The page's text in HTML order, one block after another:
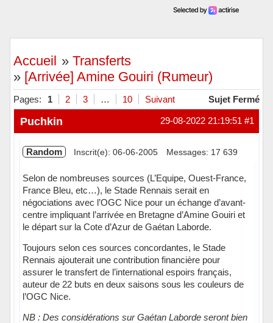
Accueil »Transferts
» [Arrivée] Amine Gouiri (Rumeur)
Pages: 1 2 3 … 10 Suivant Sujet Fermé
#1
29-08-2022 21:19:51
Puchkin
Random Inscrit(e): 06-06-2005 Messages: 17 639
Selon de nombreuses sources (L’Equipe, Ouest-France,
France Bleu, etc…), le Stade Rennais serait en
négociations avec l’OGC Nice pour un échange d’avant-
centre impliquant l’arrivée en Bretagne d’Amine Gouiri et
le départ sur la Cote d’Azur de Gaétan Laborde.
Toujours selon ces sources concordantes, le Stade
Rennais ajouterait une contribution financière pour
assurer le transfert de l’international espoirs français,
auteur de 22 buts en deux saisons sous les couleurs de
l’OGC Nice.
NB : Des considérations sur Gaétan Laborde seront bien